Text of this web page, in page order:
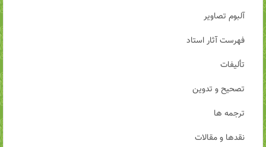
آلبوم تصاویر
فهرست آثار استاد
تألیفات
تصحیح و تدوین
ترجمه ها
نقدها و مقالات